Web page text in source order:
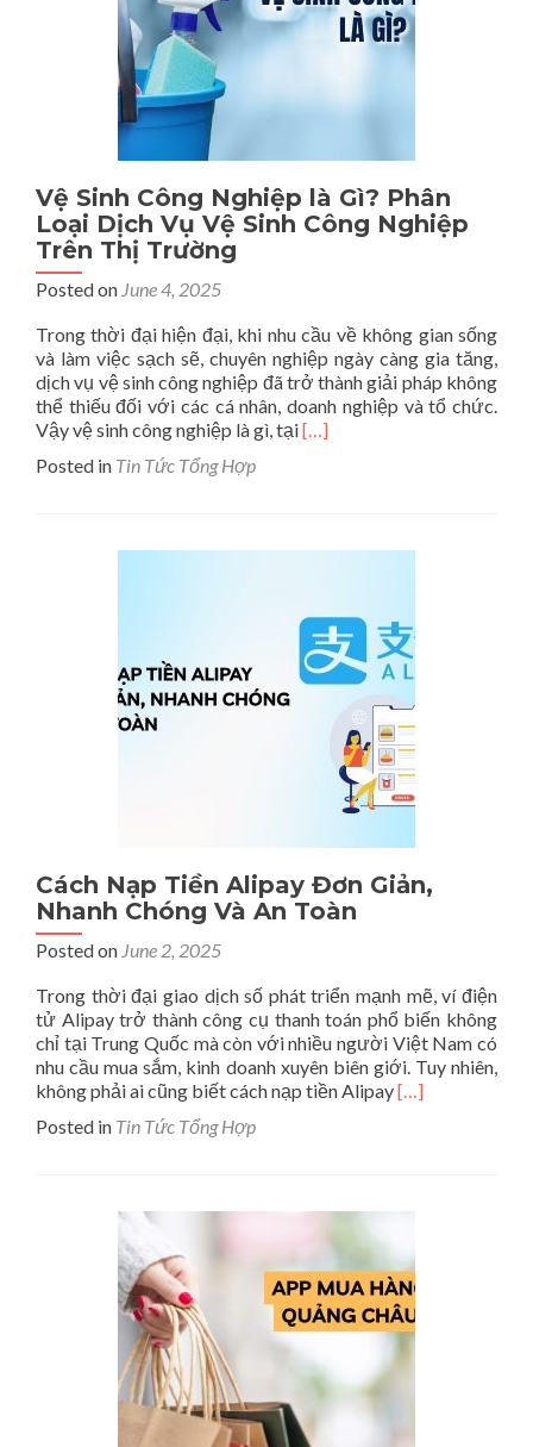
Vệ Sinh Công Nghiệp là Gì? Phân
Loại Dịch Vụ Vệ Sinh Công Nghiệp
Trên Thị Trường
Posted on June 4, 2025
Trong thời đại hiện đại, khi nhu cầu về không gian sống
và làm việc sạch sẽ, chuyên nghiệp ngày càng gia tăng,
dịch vụ vệ sinh công nghiệp đã trở thành giải pháp không
thể thiếu đối với các cá nhân, doanh nghiệp và tổ chức.
Vậy vệ sinh công nghiệp là gì, tạiRead
Công
Gì?
Phân
Loại
Dịch
Công
Nghiệp
Trường
[…]
Posted in Tin Tức Tổng Hợp
Cách Nạp Tiền Alipay Đơn Giản,
Nhanh Chóng Và An Toàn
Posted on June 2, 2025
Trong thời đại giao dịch số phát triển mạnh mẽ, ví điện
tử Alipay trở thành công cụ thanh toán phổ biến không
chỉ tại Trung Quốc mà còn với nhiều người Việt Nam có
nhu cầu mua sắm, kinh doanh xuyên biên giới. Tuy nhiên,
không phải ai cũng biết cách nạp tiền AlipayRead
Đơn
Giản,
Nhanh
Chóng
An
[…]
Posted in Tin Tức Tổng Hợp